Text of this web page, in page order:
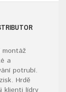
a
potrubí.
Hrdě
klienti lídry